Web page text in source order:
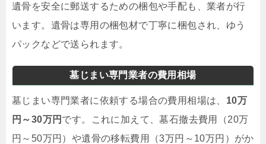
遺骨を安全に郵送するための梱包や手配も、業者が行
います。遺骨は専用の梱包材で丁寧に梱包され、ゆう
パックなどで送られます。
墓じまい専門業者の費用相場
墓じまい専門業者に依頼する場合の費用相場は、 10万
円～30万円 です。これに加えて、墓石撤去費用（20万
円～50万円）や遺骨の移転費用（3万円～10万円）がか